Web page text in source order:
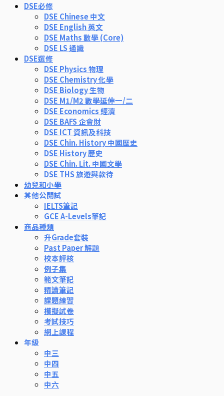
DSE必修
DSE Chinese 中文
DSE English 英文
DSE Maths 數學 (Core)
DSE LS 通識
DSE選修
DSE Physics 物理
DSE Chemistry 化學
DSE Biology 生物
DSE M1/M2 數學延伸一/二
DSE Economics 經濟
DSE BAFS 企會財
DSE ICT 資訊及科技
DSE Chin. History 中國歷史
DSE History 歷史
DSE Chin. Lit. 中國文學
DSE THS 旅遊與款待
幼兒和小學
其他公開試
IELTS筆記
GCE A-Levels筆記
商品種類
升Grade套裝
Past Paper 解題
校本評核
例子集
範文筆記
精讀筆記
課題練習
模擬試卷
考試技巧
網上課程
年級
中三
中四
中五
中六